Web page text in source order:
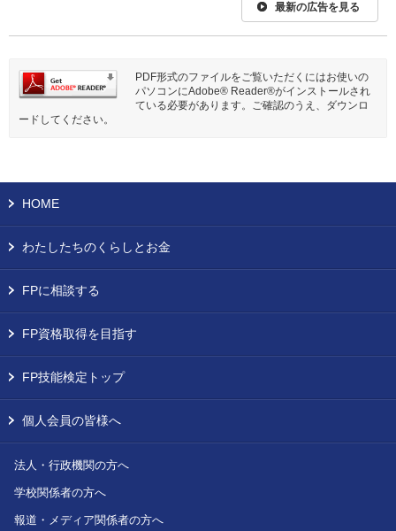
最新の広告を見る
PDF形式のファイルをご覧いただくにはお使いの
パソコンにAdobe® Reader®がインストールされ
ている必要があります。ご確認のうえ、ダウンロ
ードしてください。
HOME
わたしたちのくらしとお金
FPに相談する
FP資格取得を目指す
FP技能検定トップ
個人会員の皆様へ
法人・行政機関の方へ
学校関係者の方へ
報道・メディア関係者の方へ